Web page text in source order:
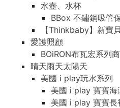
水壺、水杯
BBox 不鏽鋼吸管
【Thinkbaby】新寶
愛護照顧
BOiRON布瓦宏系列
晴天雨天太陽天
美國 i play玩水系列
美國 i play 寶寶海
美國 i play 寶寶長